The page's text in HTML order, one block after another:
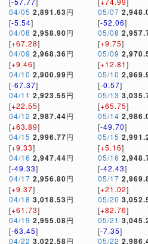
04/05 2,891.63円
[-5.54]
04/08 2,958.90円
[+67.28]
04/09 2,968.36円
[+9.46]
04/10 2,900.99円
[-67.37]
04/11 2,923.55円
[+22.55]
04/12 2,987.44円
[+63.89]
04/15 2,996.77円
[+9.33]
04/16 2,947.44円
[-49.33]
04/17 2,956.80円
[+9.37]
04/18 3,018.53円
[+61.73]
04/19 2,955.08円
[-63.45]
04/22 3,022.58円
05/07
[-52.06]
05/08
[+9.75]
05/09
[+12.81]
05/10
[-0.57]
05/13
[+65.75]
05/14
[-49.70]
05/15
[+5.16]
05/16
[-42.43]
05/17
[+21.02]
05/20
[+82.76]
05/21
[-7.35]
05/22